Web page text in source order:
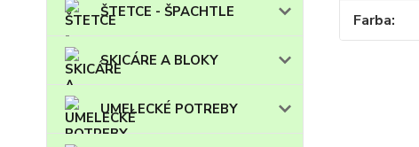
ŠTETCE - ŠPACHTLE
SKICÁRE A BLOKY
UMELECKÉ POTREBY
Farba